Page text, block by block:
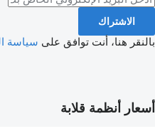
الاشتراك
بالنقر هنا، أنت توافق على سياسة
أسعار أنظمة قلابة